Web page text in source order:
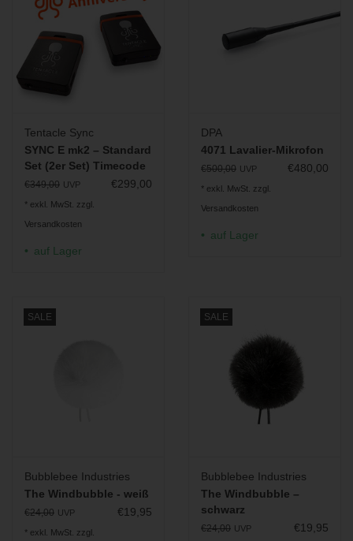
Tentacle Sync
SYNC E mk2 – Standard
Set (2er Set) Timecode
Generator
€349,00 UVP €299,00
* exkl. MwSt. zzgl.
Versandkosten
auf Lager
DPA
4071 Lavalier-Mikrofon
€500,00 UVP €480,00
* exkl. MwSt. zzgl.
Versandkosten
auf Lager
SALE
Bubblebee Industries
The Windbubble - weiß
€24,00 UVP €19,95
* exkl. MwSt. zzgl.
SALE
Bubblebee Industries
The Windbubble –
schwarz
€24,00 UVP €19,95